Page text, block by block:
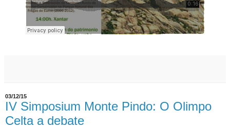
03/12/15
IV Simposium Monte Pindo: O Olimpo
Celta a debate